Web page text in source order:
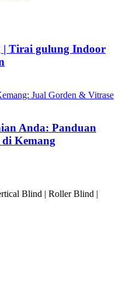
| Tirai gulung Indoor
Anda: Panduan
Kemang
Blind | Roller Blind |